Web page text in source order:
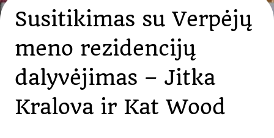
Susitikimas su Verpėjų
meno rezidencijų
dalyvėjimas – Jitka
Kralova ir Kat Wood